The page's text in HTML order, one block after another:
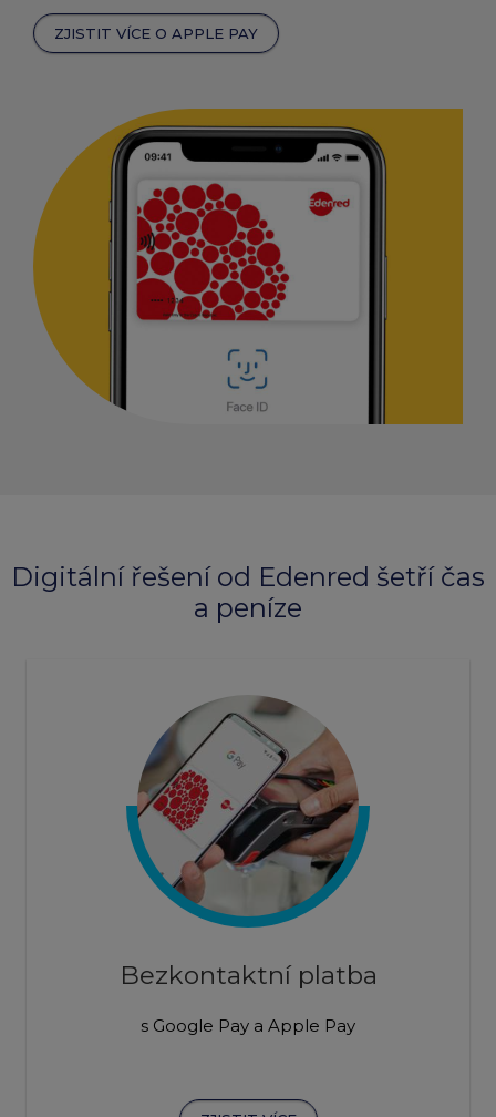
ZJISTIT VÍCE O APPLE PAY
Digitální řešení od Edenred šetří čas
a peníze
Bezkontaktní platba
s Google Pay a Apple Pay